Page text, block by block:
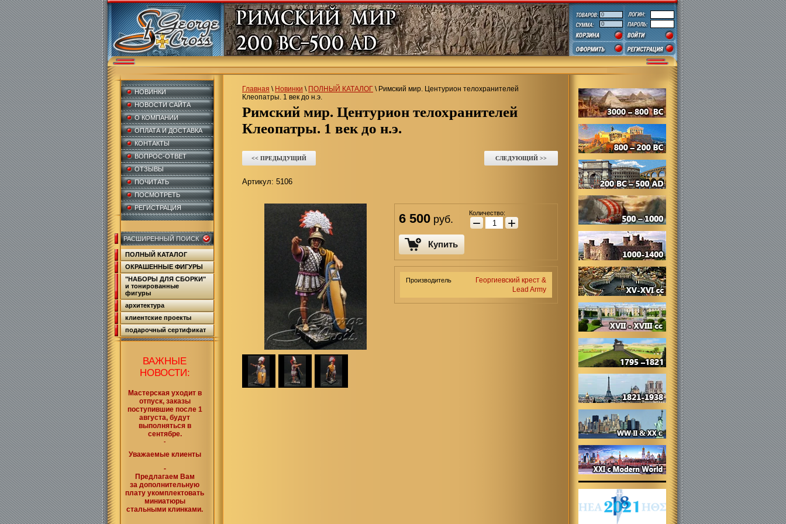
0
0
Главная \ Новинки \ ПОЛНЫЙ КАТАЛОГ \ Римский мир. Центурион телохранителей
Клеопатры. 1 век до н.э.
Римский мир. Центурион телохранителей
Клеопатры. 1 век до н.э.
<< ПРЕДЫДУЩИЙ СЛЕДУЮЩИЙ >>
Артикул: 5106
6 500 руб.
Количество:
− +
Купить
Производитель
Георгиевский крест &
Lead Army
НОВИНКИ
НОВОСТИ САЙТА
О КОМПАНИИ
ОПЛАТА И ДОСТАВКА
КОНТАКТЫ
ВОПРОС-ОТВЕТ
ОТЗЫВЫ
ПОЧИТАТЬ
ПОСМОТРЕТЬ
РЕГИСТРАЦИЯ
РАСШИРЕННЫЙ ПОИСК
ПОЛНЫЙ КАТАЛОГ
ОКРАШЕННЫЕ ФИГУРЫ
"НАБОРЫ ДЛЯ СБОРКИ"
и тонированные
фигуры
архитектура
клиентские проекты
подарочный сертификат
ВАЖНЫЕ
НОВОСТИ:
Мастерская уходит в
отпуск, заказы
поступившие после 1
августа, будут
выполняться в
сентябре.
-
Уважаемые клиенты
-
Предлагаем Вам
за дополнительную
плату укомплектовать
миниатюры
стальными клинками.